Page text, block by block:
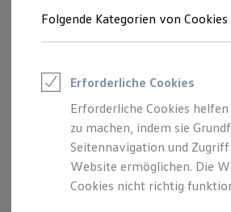
Junge Gebrauchtwagen und
Saisonangebote
Leasing
Leasing-Angebote
Gebrauchtwagen
Junge
Elektroauto Leasing
Kleinwagen-Leasing
Leasing ohne Anzahlung
Der T-Roc
Folgende Kategorien von
Erforderliche Cookies
Erforderliche Cookies
zu machen, indem sie
Seitennavigation und
Website ermöglichen. Die
Cookies nicht richtig